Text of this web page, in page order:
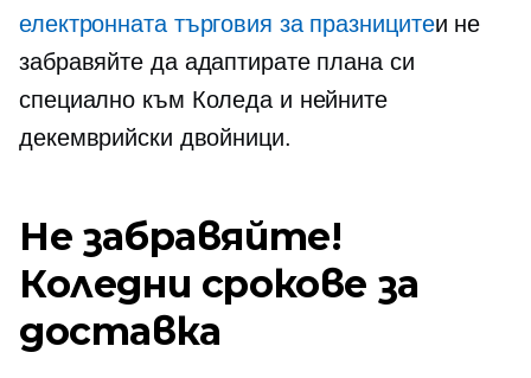
електронната търговия за празницитеи не
забравяйте да адаптирате плана си
специално към Коледа и нейните
декемврийски двойници.
Не забравяйте!
Коледни срокове за
доставка